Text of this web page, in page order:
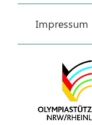
Impressum